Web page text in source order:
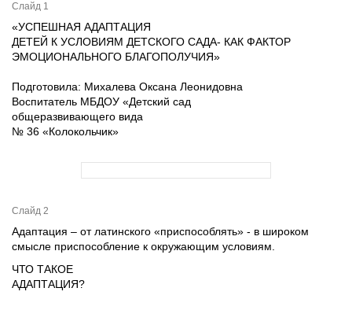
Слайд 1
«УСПЕШНАЯ АДАПТАЦИЯ
ДЕТЕЙ К УСЛОВИЯМ ДЕТСКОГО САДА- КАК ФАКТОР
ЭМОЦИОНАЛЬНОГО БЛАГОПОЛУЧИЯ»
Подготовила: Михалева Оксана Леонидовна
Воспитатель МБДОУ «Детский сад
общеразвивающего вида
№ 36 «Колокольчик»
Слайд 2
Адаптация – от латинского «приспособлять» - в широком
смысле приспособление к окружающим условиям.
ЧТО ТАКОЕ
АДАПТАЦИЯ?